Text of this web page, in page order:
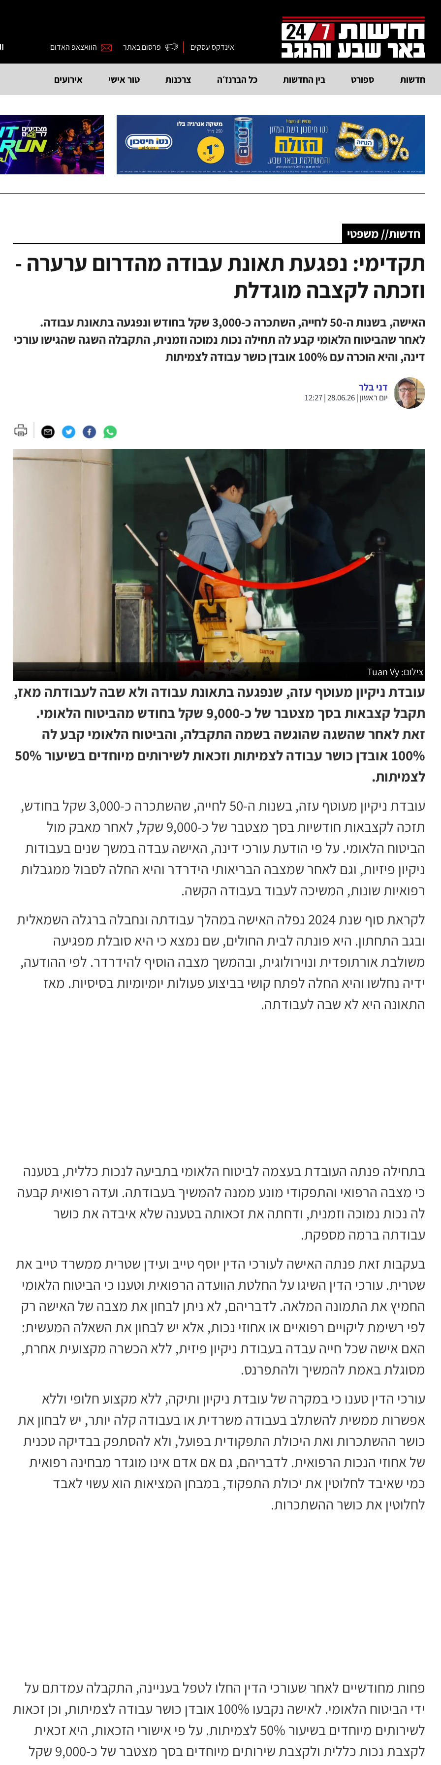
אינדקס עסקים פרסום באתר הוואצאפ האדום
חדשות ספורט בין החדשות כל הברנז׳ה צרכנות טור אישי אירועים
חדשות// משפטי
תקדימי: נפגעת תאונת עבודה מהדרום ערערה -
וזכתה לקצבה מוגדלת
האישה, בשנות ה-50 לחייה, השתכרה כ-3,000 שקל בחודש ונפגעה בתאונת עבודה.
לאחר שהביטוח הלאומי קבע לה תחילה נכות נמוכה וזמנית, התקבלה השגה שהגישו עורכי
דינה, והיא הוכרה עם 100% אובדן כושר עבודה לצמיתות
דני בלר
יום ראשון | 28.06.26 | 12:27
צילום: Tuan Vy
עובדת ניקיון מעוטף עזה, שנפגעה בתאונת עבודה ולא שבה לעבודתה מאז,
תקבל קצבאות בסך מצטבר של כ-9,000 שקל בחודש מהביטוח הלאומי.
זאת לאחר שהשגה שהוגשה בשמה התקבלה, והביטוח הלאומי קבע לה
100% אובדן כושר עבודה לצמיתות וזכאות לשירותים מיוחדים בשיעור 50%
לצמיתות.
עובדת ניקיון מעוטף עזה, בשנות ה-50 לחייה, שהשתכרה כ-3,000 שקל בחודש,
תזכה לקצבאות חודשיות בסך מצטבר של כ-9,000 שקל, לאחר מאבק מול
הביטוח הלאומי. על פי הודעת עורכי דינה, האישה עבדה במשך שנים בעבודות
ניקיון פיזיות, וגם לאחר שמצבה הבריאותי הידרדר והיא החלה לסבול ממגבלות
רפואיות שונות, המשיכה לעבוד בעבודה הקשה.
לקראת סוף שנת 2024 נפלה האישה במהלך עבודתה ונחבלה ברגלה השמאלית
ובגב התחתון. היא פונתה לבית החולים, שם נמצא כי היא סובלת מפגיעה
משולבת אורתופדית ונוירולוגית, ובהמשך מצבה הוסיף להידרדר. לפי ההודעה,
ידיה נחלשו והיא החלה לפתח קושי בביצוע פעולות יומיומיות בסיסיות. מאז
התאונה היא לא שבה לעבודתה.
בתחילה פנתה העובדת בעצמה לביטוח הלאומי בתביעה לנכות כללית, בטענה
כי מצבה הרפואי והתפקודי מונע ממנה להמשיך בעבודתה. ועדה רפואית קבעה
לה נכות נמוכה וזמנית, ודחתה את זכאותה בטענה שלא איבדה את כושר
עבודתה ברמה מספקת.
בעקבות זאת פנתה האישה לעורכי הדין יוסף טייב ועידן שטרית ממשרד טייב את
שטרית. עורכי הדין השיגו על החלטת הוועדה הרפואית וטענו כי הביטוח הלאומי
החמיץ את התמונה המלאה. לדבריהם, לא ניתן לבחון את מצבה של האישה רק
לפי רשימת ליקויים רפואיים או אחוזי נכות, אלא יש לבחון את השאלה המעשית:
האם אישה שכל חייה עבדה בעבודת ניקיון פיזית, ללא הכשרה מקצועית אחרת,
מסוגלת באמת להמשיך ולהתפרנס.
עורכי הדין טענו כי במקרה של עובדת ניקיון ותיקה, ללא מקצוע חלופי וללא
אפשרות ממשית להשתלב בעבודה משרדית או בעבודה קלה יותר, יש לבחון את
כושר ההשתכרות ואת היכולת התפקודית בפועל, ולא להסתפק בבדיקה טכנית
של אחוזי הנכות הרפואית. לדבריהם, גם אם אדם אינו מוגדר מבחינה רפואית
כמי שאיבד לחלוטין את יכולת התפקוד, במבחן המציאות הוא עשוי לאבד
לחלוטין את כושר ההשתכרות.
פחות מחודשיים לאחר שעורכי הדין החלו לטפל בעניינה, התקבלה עמדתם על
ידי הביטוח הלאומי. לאישה נקבעו 100% אובדן כושר עבודה לצמיתות, וכן זכאות
לשירותים מיוחדים בשיעור 50% לצמיתות. על פי אישורי הזכאות, היא זכאית
לקצבת נכות כללית ולקצבת שירותים מיוחדים בסך מצטבר של כ-9,000 שקל